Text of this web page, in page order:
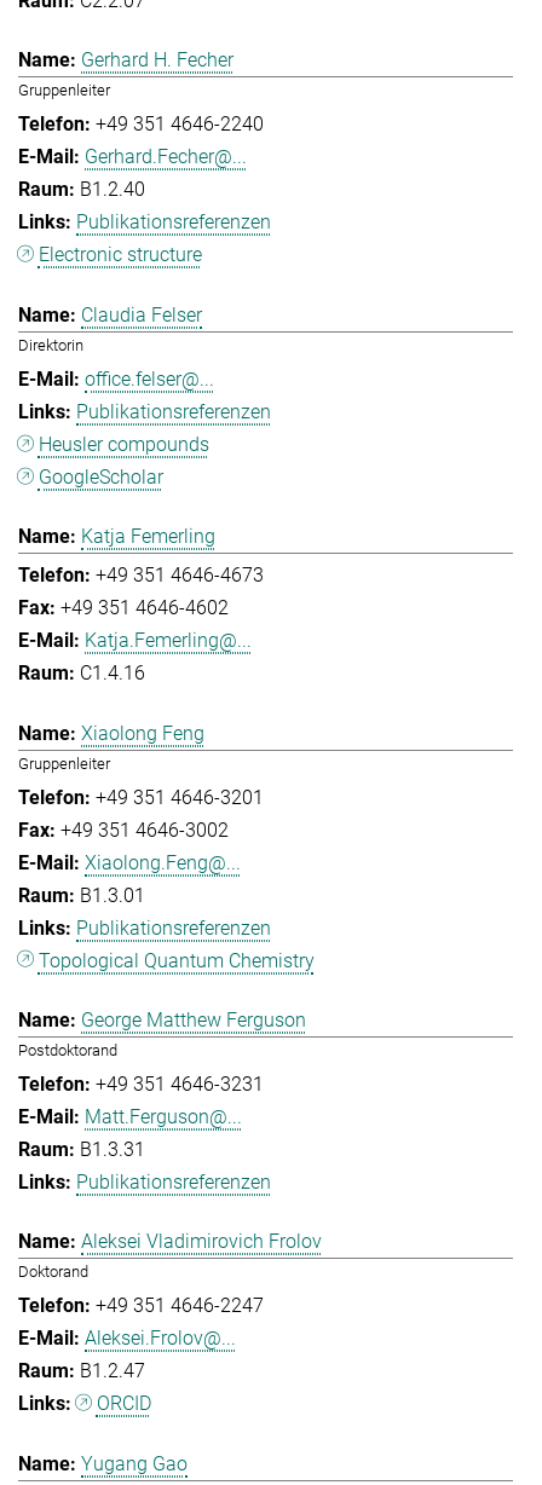
Gerhard H. Fecher
Gruppenleiter
+49 351 4646-2240
Gerhard.Fecher@...
B1.2.40
Publikationsreferenzen
Electronic structure
Claudia Felser
Direktorin
office.felser@...
Publikationsreferenzen
Heusler compounds
GoogleScholar
Katja Femerling
+49 351 4646-4673
+49 351 4646-4602
Katja.Femerling@...
C1.4.16
Xiaolong Feng
Gruppenleiter
+49 351 4646-3201
+49 351 4646-3002
Xiaolong.Feng@...
B1.3.01
Publikationsreferenzen
Topological Quantum Chemistry
George Matthew Ferguson
Postdoktorand
+49 351 4646-3231
Matt.Ferguson@...
B1.3.31
Publikationsreferenzen
Aleksei Vladimirovich Frolov
Doktorand
+49 351 4646-2247
Aleksei.Frolov@...
B1.2.47
ORCID
Yugang Gao